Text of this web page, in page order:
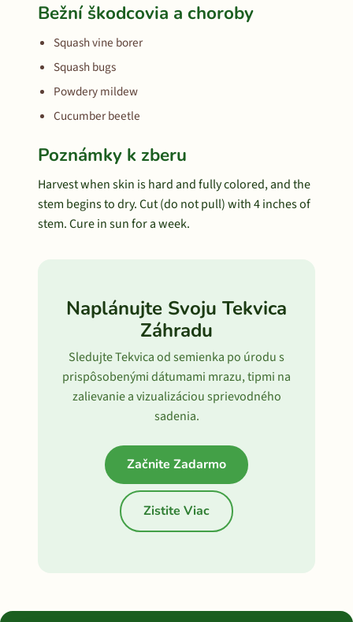
Bežní škodcovia a choroby
Squash vine borer
Squash bugs
Powdery mildew
Cucumber beetle
Poznámky k zberu
Harvest when skin is hard and fully colored, and the
stem begins to dry. Cut (do not pull) with 4 inches of
stem. Cure in sun for a week.
Naplánujte Svoju Tekvica
Záhradu
Sledujte Tekvica od semienka po úrodu s
prispôsobenými dátumami mrazu, tipmi na
zalievanie a vizualizáciou sprievodného
sadenia.
Začnite Zadarmo
Zistite Viac